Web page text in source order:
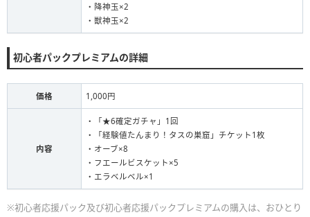
・降神玉×2
・獣神玉×2
初心者パックプレミアムの詳細
価格 1,000円
内容
・「★6確定ガチャ」1回
・「経験値たんまり！タスの巣窟」チケット1枚
・オーブ×8
・フエールビスケット×5
・エラベルベル×1
※初心者応援パック及び初心者応援パックプレミアムの購入は、おひとり